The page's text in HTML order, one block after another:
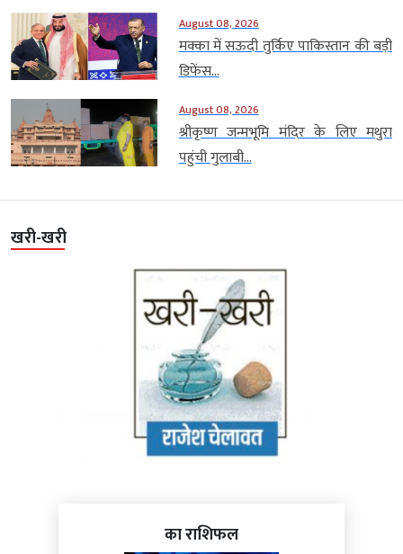
August 08, 2026
मक्का में सऊदी तुर्किए पाकिस्तान की बड़ी
डिफेंस...
August 08, 2026
श्रीकृष्ण जन्मभूमि मंदिर के लिए मथुरा
पहुंची गुलाबी...
खरी-खरी
का राशिफल